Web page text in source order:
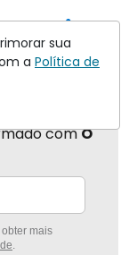
comO
mais
.
sua
a Política de